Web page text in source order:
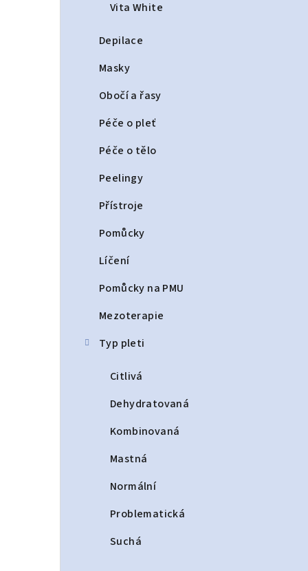
Vita White
Depilace
Masky
Obočí a řasy
Péče o pleť
Péče o tělo
Peelingy
Přístroje
Pomůcky
Líčení
Pomůcky na PMU
Mezoterapie
Typ pleti
Citlivá
Dehydratovaná
Kombinovaná
Mastná
Normální
Problematická
Suchá